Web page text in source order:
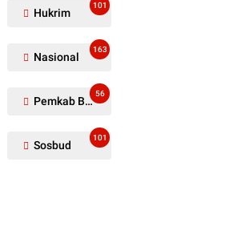
Hukrim
101
Nasional
163
Pemkab Barut
56
Sosbud
101